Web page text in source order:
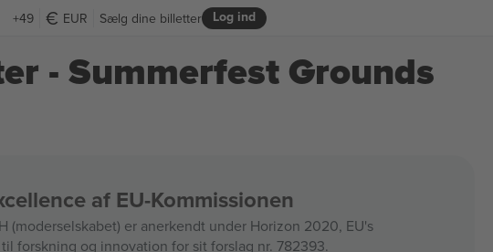
+49 EUR Log ind
Sælg dine billetter
- Summerfest Grounds
af EU-Kommissionen
(moderselskabet) er anerkendt under Horizon 2020, EU's
forskning og innovation for sit forslag nr. 782393.